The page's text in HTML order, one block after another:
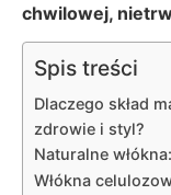
chwilowej,
Spis treści
Dlaczego skład
zdrowie i styl?
Naturalne
Włókna